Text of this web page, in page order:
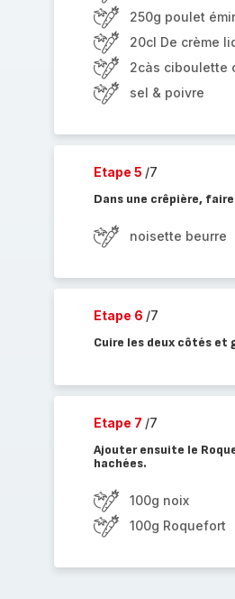
250g poulet
20cl De crème
2càs ciboulette
sel & poivre
Etape 5 /7
Dans une crêpière,
noisette beurre
Etape 6 /7
Cuire les deux côtés et
Etape 7 /7
Ajouter ensuite le
hachées.
100g noix
100g Roquefort